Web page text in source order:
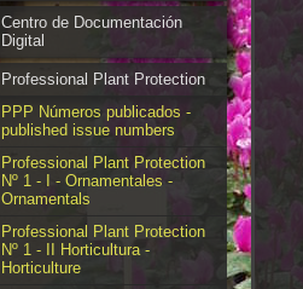
Centro de Documentación
Digital
Professional Plant Protection
PPP Números publicados -
published issue numbers
Professional Plant Protection
Nº 1 - I - Ornamentales -
Ornamentals
Professional Plant Protection
Nº 1 - II Horticultura -
Horticulture